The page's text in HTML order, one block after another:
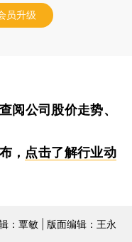
员升级
阅公司股价走势、
， 点击了解行业动
：覃敏 | 版面编辑：王永